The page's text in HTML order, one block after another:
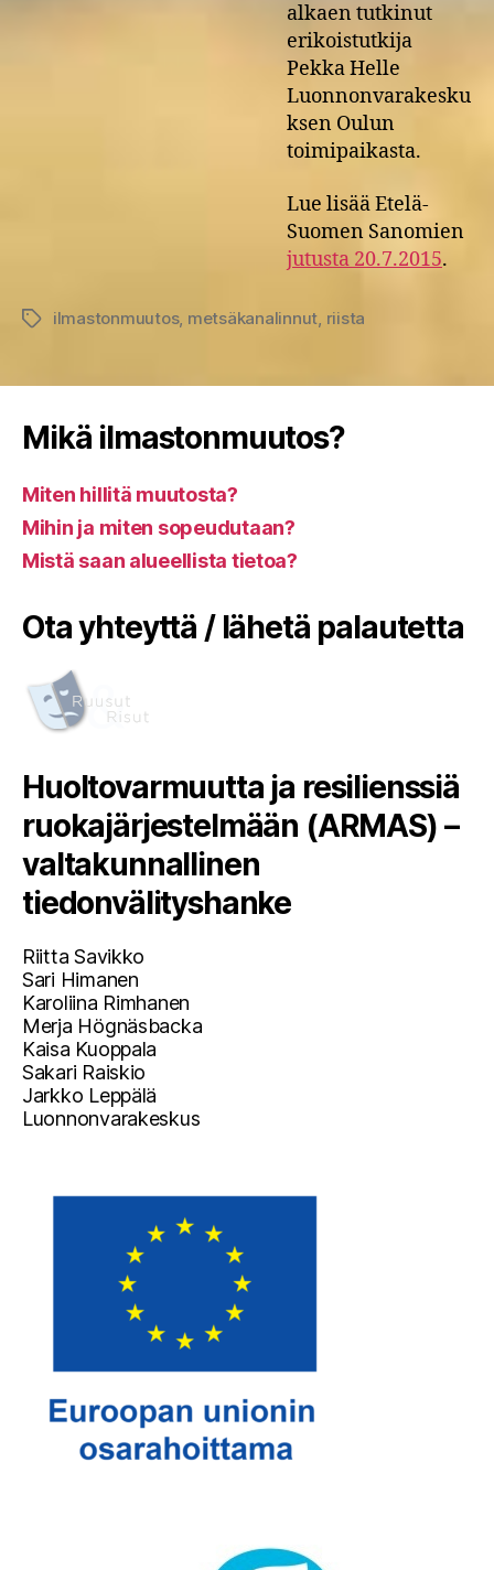
alkaen tutkinut
erikoistutkija
Pekka Helle
Luonnonvarakesku
ksen Oulun
toimipaikasta.
Lue lisää Etelä-
Suomen Sanomien
jutusta 20.7.2015.
Avainsanat
ilmastonmuutos, metsäkanalinnut riista
Mikä ilmastonmuutos?
Miten hillitä muutosta?
Mihin ja miten sopeudutaan?
Mistä saan alueellista tietoa?
Ota yhteyttä / lähetä palautetta
Huoltovarmuutta ja resilienssiä
ruokajärjestelmään (ARMAS) –
valtakunnallinen
tiedonvälityshanke
Riitta Savikko
Sari Himanen
Karoliina Rimhanen
Merja Högnäsbacka
Kaisa Kuoppala
Sakari Raiskio
Jarkko Leppälä
Luonnonvarakeskus